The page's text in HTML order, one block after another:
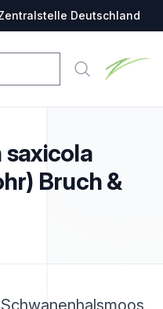
Deutschland
Suche
Bruch &